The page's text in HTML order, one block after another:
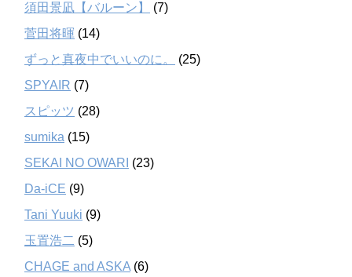
須田景凪【バルーン】
(7)
菅田将暉 (14)
ずっと真夜中でいいのに。
(25)
SPYAIR (7)
スピッツ (28)
sumika (15)
SEKAI NO OWARI (23)
Da-iCE (9)
Tani Yuuki (9)
玉置浩二 (5)
CHAGE and ASKA (6)